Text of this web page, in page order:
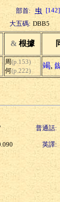
部首: [142]
大五碼: DBB5
& 根據
周(p.153)
何(p.222)
竭,
普通話:
英譯: